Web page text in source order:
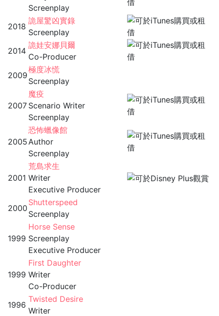
Screenplay
2018
詭屋驚凶實錄
Screenplay
2014
詭娃安娜貝爾
Co-Producer
2009
極度冰慌
Screenplay
2007
魔疫
Scenario Writer
Screenplay
2005
恐怖蠟像館
Author
Screenplay
2001
荒島求生
Writer
Executive Producer
2000
Shutterspeed
Screenplay
1999
Horse Sense
Screenplay
Executive Producer
1999
First Daughter
Writer
Co-Producer
1996
Twisted Desire
Writer